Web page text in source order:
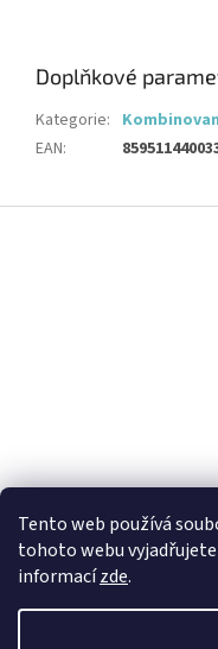
Tento web používá
tohoto webu vyjadřujete
informacízde.
Doplňkové
Kategorie:
EAN: